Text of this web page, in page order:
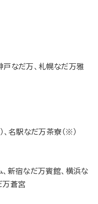
戸なだ万、札幌なだ万雅
名駅なだ万茶寮（※）
新宿なだ万賓館、横浜な
万蒼宮